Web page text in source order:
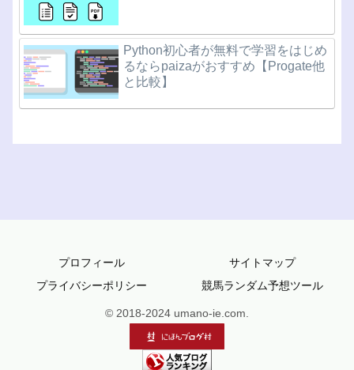
Python初心者が無料で学習をはじめ
るならpaizaがおすすめ【Progate他
と比較】
プロフィール
サイトマップ
プライバシーポリシー
競馬ランダム予想ツール
© 2018-2024 umano-ie.com.